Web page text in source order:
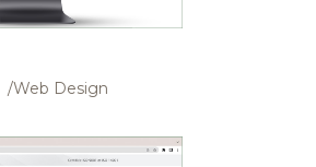
Web Design